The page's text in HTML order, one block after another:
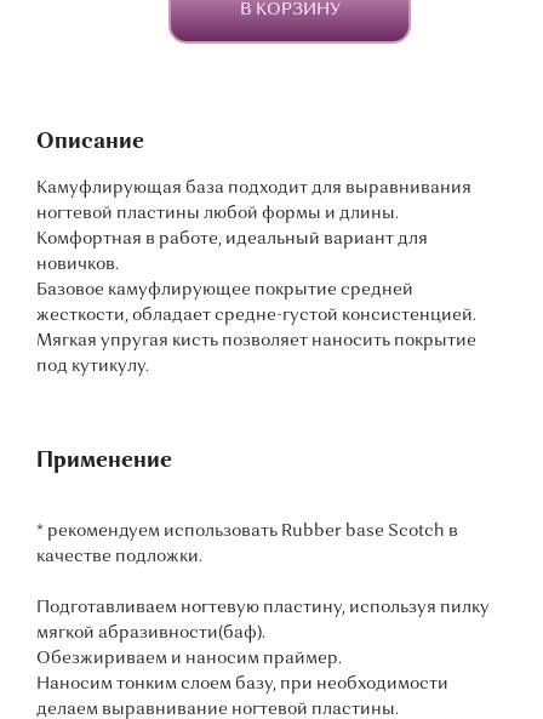
В КОРЗИНУ
Описание
Камуфлирующая база подходит для выравнивания
ногтевой пластины любой формы и длины.
Комфортная в работе, идеальный вариант для
новичков.
Базовое камуфлирующее покрытие средней
жесткости, обладает средне-густой консистенцией.
Мягкая упругая кисть позволяет наносить покрытие
под кутикулу.
Применение
* рекомендуем использовать Rubber base Scotch в
качестве подложки.
Подготавливаем ногтевую пластину, используя пилку
мягкой абразивности(баф).
Обезжириваем и наносим праймер.
Наносим тонким слоем базу, при необходимости
делаем выравнивание ногтевой пластины.